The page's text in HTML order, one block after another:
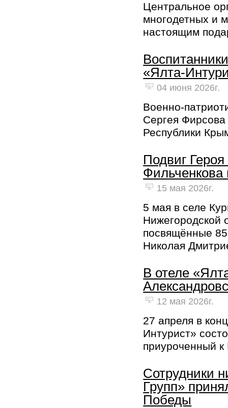
Центральное
многодетных и
настоящим
«Ялта-
04 июня 2026г.
Военно-
Сергея Фирсова
Республики
Подвиг
Фильченкова
15 мая 2026г.
5 мая в селе
Нижегородской
посвящённые
Николая
В отеле
12 мая 2026г.
27 апреля в
Интурист»
приуроченный к
Сотрудники
Групп»
Победы